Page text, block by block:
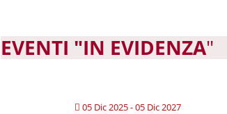
EVENTI "IN EVIDENZA"
05 Dic 2025- 05 Dic 2027